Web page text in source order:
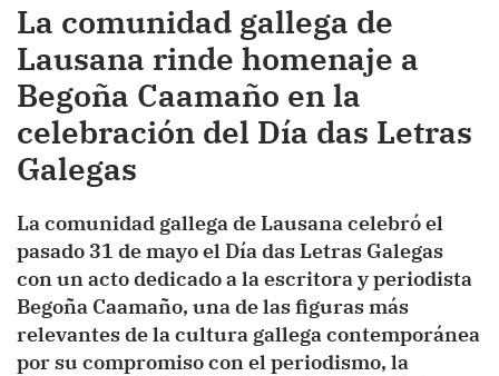
La comunidad gallega de
Lausana rinde homenaje a
Begoña Caamaño en la
celebración del Día das Letras
Galegas
La comunidad gallega de Lausana celebró el
pasado 31 de mayo el Día das Letras Galegas
con un acto dedicado a la escritora y periodista
Begoña Caamaño, una de las figuras más
relevantes de la cultura gallega contemporánea
por su compromiso con el periodismo, la